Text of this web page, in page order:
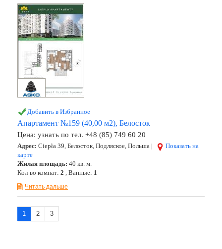
Добавить в Избранное
Апартамент №159 (40,00 м2), Белосток
Цена: узнать по тел. +48 (85) 749 60 20
Адрес: Ciepła 39, Белосток, Подляское, Польша |
Показать на
карте
Жилая площадь: 40 кв. м.
Кол-во комнат: 2 , Ванные: 1
Читать дальше
1 2 3